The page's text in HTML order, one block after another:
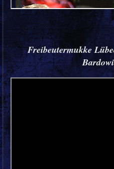
Freibeutermukke